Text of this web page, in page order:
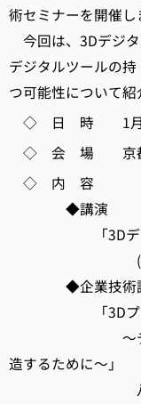
術セミナーを開催し
今回は、3Dデジ
デジタルツールの持
つ可能性について紹
◇ 日 時 1月22
◇ 会 場 京都府
◇ 内 容
◆講演
「3Dデジタル
(株)ケイズ
◆企業技術
「3Dプリン
～デジタル
造するために～」
八十島プロ